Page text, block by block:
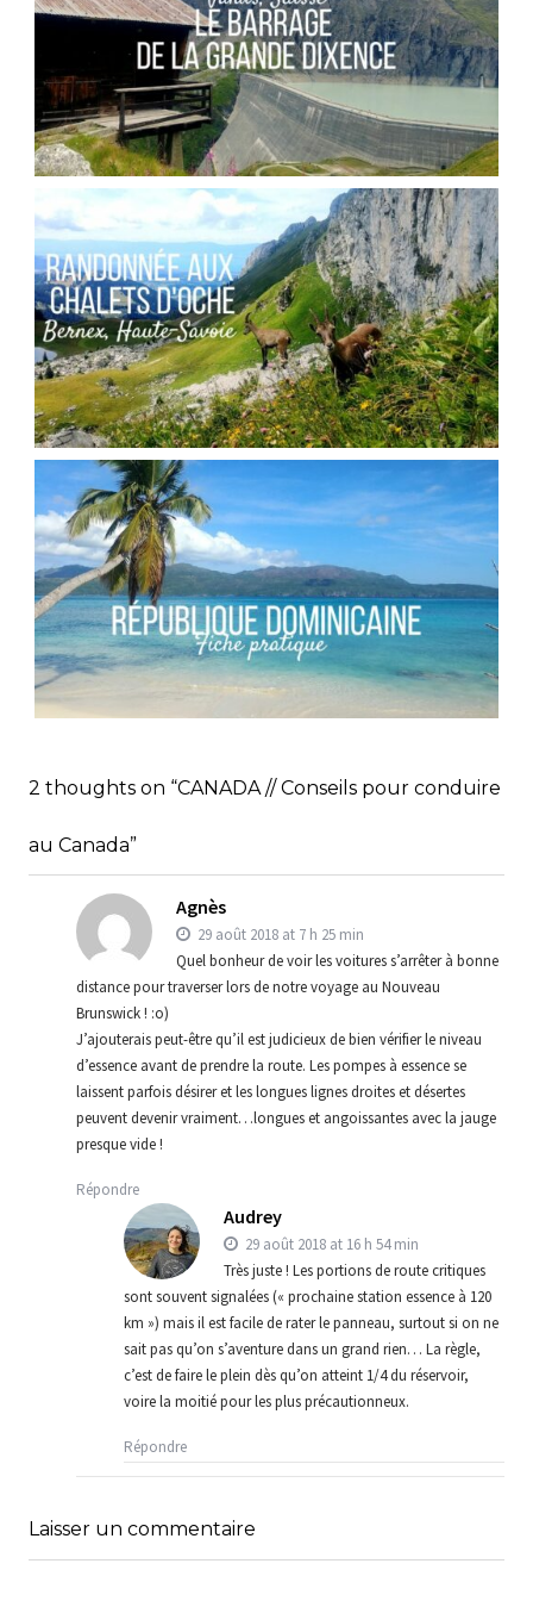
SUISSE // LE BARRAGE DE LA GRANDE
DIXENCE
Audrey Blog,Europe
FRANCE // RANDONNÉE AU COL DES PORTES
D’OCHE
Audrey Blog,Europe
RÉPUBLIQUE DOMINICAINE // FICHE
Blog,Bons plans
2 thoughts on “CANADA // Conseils pour conduire
au Canada”
Agnès
29 août 2018 at 7 h 25 min
Quel bonheur de voir les voitures s’arrêter à bonne
distance pour traverser lors de notre voyage au Nouveau
Brunswick ! :o)
J’ajouterais peut-être qu’il est judicieux de bien vérifier le niveau
d’essence avant de prendre la route. Les pompes à essence se
laissent parfois désirer et les longues lignes droites et désertes
peuvent devenir vraiment…longues et angoissantes avec la jauge
presque vide !
Répondre
Audrey
29 août 2018 at 16 h 54 min
Très juste ! Les portions de route critiques
sont souvent signalées (« prochaine station essence à 120
km ») mais il est facile de rater le panneau, surtout si on ne
sait pas qu’on s’aventure dans un grand rien… La règle,
c’est de faire le plein dès qu’on atteint 1/4 du réservoir,
voire la moitié pour les plus précautionneux.
Répondre
Laisser un commentaire